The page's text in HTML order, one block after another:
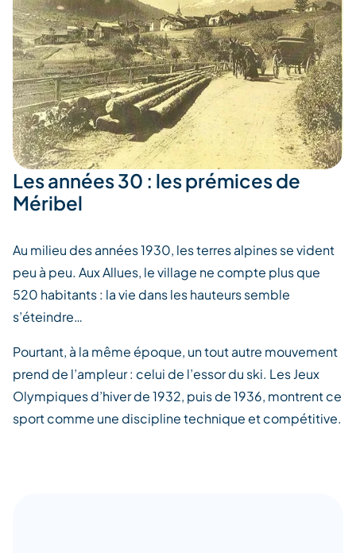
Les années 30 : les prémices de
Méribel
Au milieu des années 1930, les terres alpines se vident
peu à peu. Aux Allues, le village ne compte plus que
520 habitants : la vie dans les hauteurs semble
s’éteindre…
Pourtant, à la même époque, un tout autre mouvement
prend de l’ampleur : celui de l’essor du ski. Les Jeux
Olympiques d’hiver de 1932, puis de 1936, montrent ce
sport comme une discipline technique et compétitive.